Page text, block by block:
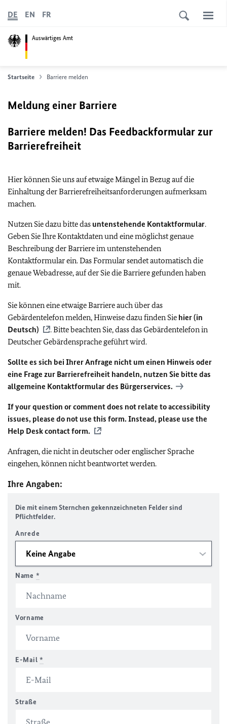
Auswärtiges Amt
DE EN FR
Startseite Barriere melden
Meldung einer Barriere
Barriere melden! Das Feedbackformular zur
Barrierefreiheit
Hier können Sie uns auf etwaige Mängel in Bezug auf die
Einhaltung der Barrierefreiheitsanforderungen aufmerksam
machen.
Nutzen Sie dazu bitte das untenstehende Kontaktformular.
Geben Sie Ihre Kontaktdaten und eine möglichst genaue
Beschreibung der Barriere im untenstehenden
Kontaktformular ein. Das Formular sendet automatisch die
genaue Webadresse, auf der Sie die Barriere gefunden haben
mit.
Sie können eine etwaige Barriere auch über das
Gebärdentelefon melden, Hinweise dazu finden Sie hier (in
Deutsch)
. Bitte beachten Sie, dass das Gebärdentelefon in
Deutscher Gebärdensprache geführt wird.
Sollte es sich bei Ihrer Anfrage nicht um einen Hinweis oder
eine Frage zur Barrierefreiheit handeln, nutzen Sie bitte das
allgemeine Kontaktformular des Bürgerservices.
If your question or comment does not relate to accessibility
issues, please do not use this form. Instead, please use the
Help Desk contact form.
Anfragen, die nicht in deutscher oder englischer Sprache
eingehen, können nicht beantwortet werden.
Ihre Angaben:
Die mit einem Sternchen gekennzeichneten Felder sind
Pflichtfelder.
Anrede
Name *
Vorname
E-Mail *
Straße